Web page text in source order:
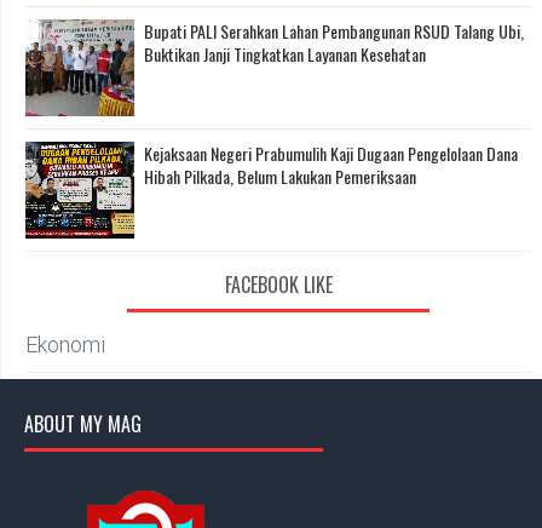
Bupati PALI Serahkan Lahan Pembangunan RSUD Talang Ubi,
Buktikan Janji Tingkatkan Layanan Kesehatan
Kejaksaan Negeri Prabumulih Kaji Dugaan Pengelolaan Dana
Hibah Pilkada, Belum Lakukan Pemeriksaan
FACEBOOK LIKE
Ekonomi
ABOUT MY MAG